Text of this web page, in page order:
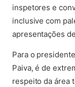
inspetores e
inclusive com
apresentações
Para o
Paiva, é de
respeito da área